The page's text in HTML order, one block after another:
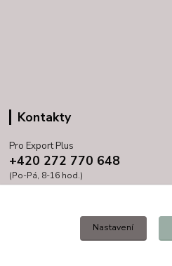
Kontakty
Pro Export Plus
+420 272 770 648
(Po-Pá, 8-16 hod.)
Nastavení